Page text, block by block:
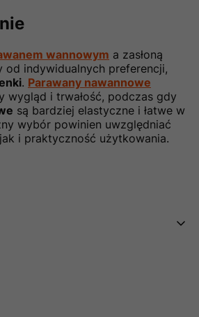
wannowym a zasłoną
od indywidualnych preferencji,
. Parawany nawannowe
wygląd i trwałość, podczas gdy
są bardziej elastyczne i łatwe w
wybór powinien uwzględniać
i praktyczność użytkowania.